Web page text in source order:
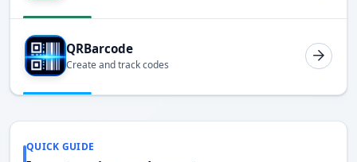
QRBarcode
Create and track codes
QUICK GUIDE